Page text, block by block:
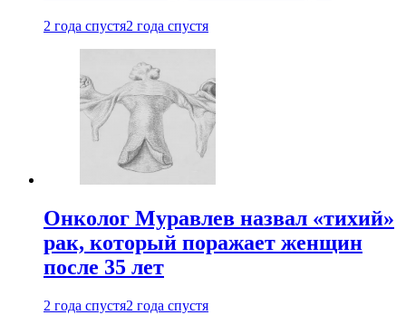
2 года спустя2 года спустя
Онколог Муравлев назвал «тихий»
рак, который поражает женщин
после 35 лет
2 года спустя2 года спустя